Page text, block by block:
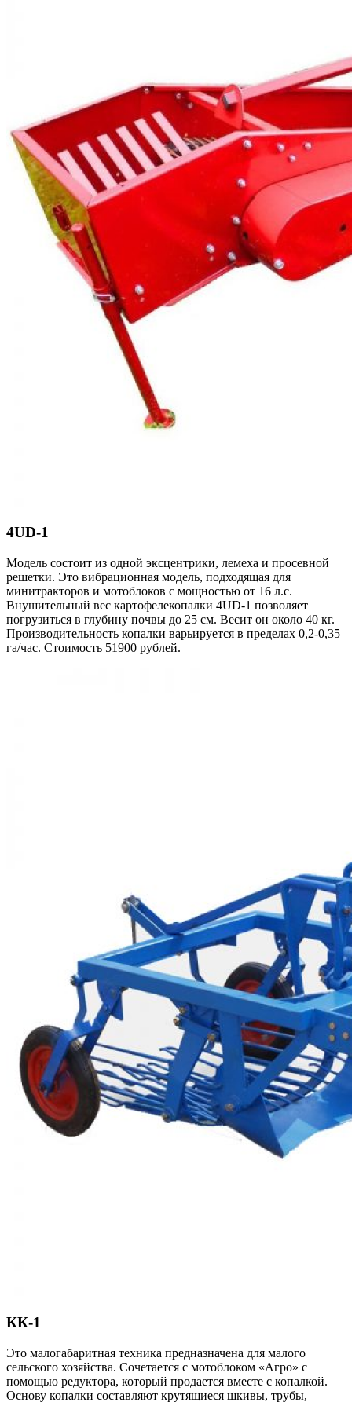
4UD-1
Модель состоит из одной эксцентрики, лемеха и просевной
решетки. Это вибрационная модель, подходящая для
минитракторов и мотоблоков с мощностью от 16 л.с.
Внушительный вес картофелекопалки 4UD-1 позволяет
погрузиться в глубину почвы до 25 см. Весит он около 40 кг.
Производительность копалки варьируется в пределах 0,2-0,35
га/час. Стоимость 51900 рублей.
КК-1
Это малогабаритная техника предназначена для малого
сельского хозяйства. Сочетается с мотоблоком «Агро» с
помощью редуктора, который продается вместе с копалкой.
Основу копалки составляют крутящиеся шкивы, трубы,